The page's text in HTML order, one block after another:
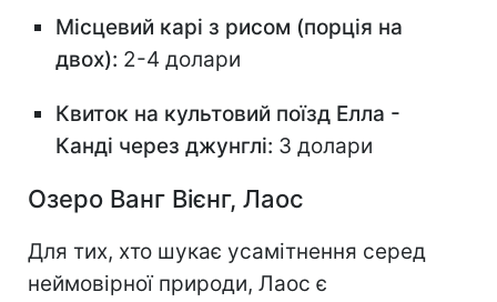
Місцевий карі з рисом (порція на
двох): 2-4 долари
Квиток на культовий поїзд Елла -
Канді через джунглі: 3 долари
Озеро Ванг Вієнг, Лаос
Для тих, хто шукає усамітнення серед
неймовірної природи, Лаос є